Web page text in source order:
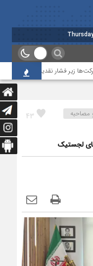
زیر فشار نقدینگی، مالیات و
43 مصاحبه
لجستیک